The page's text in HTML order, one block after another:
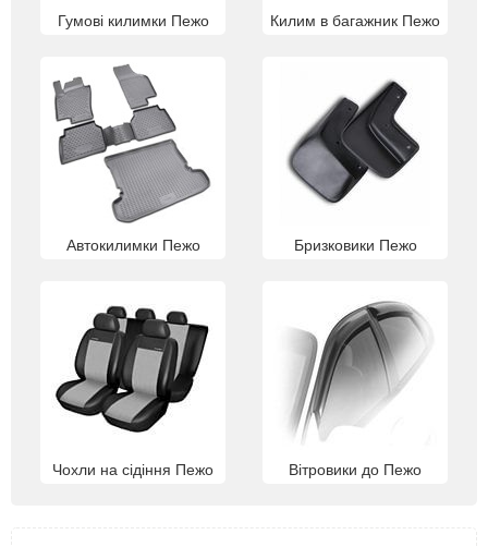
Гумові килимки Пежо Килим в багажник Пежо
Автокилимки Пежо Бризковики Пежо
Чохли на сідіння Пежо Вітровики до Пежо